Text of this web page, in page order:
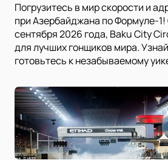
Погрузитесь в мир скорости и
при Азербайджана по Формуле-1!
сентября 2026 года, Baku City
для лучших гонщиков мира.
готовьтесь к незабываемому